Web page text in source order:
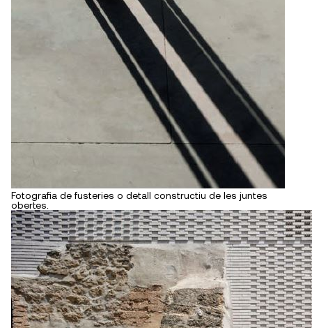
Fotografia de fusteries o detall constructiu de les juntes
obertes.